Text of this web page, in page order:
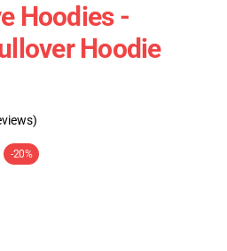
Hoodies -
Hoodie
-20%